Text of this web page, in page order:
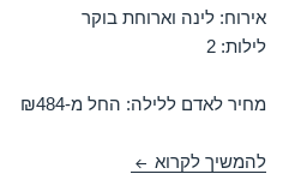
אירוח: לינה וארוחת בוקר
לילות: 2
מחיר לאדם ללילה: החל מ-₪484
להמשיך לקרוא חופשה במלון ישרוטל